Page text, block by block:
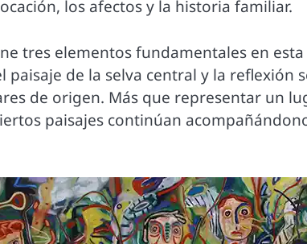
los afectos y la historia familiar.
tres elementos fundamentales en
paisaje de la selva central y la reflexión
de origen. Más que representar un
paisajes continúan